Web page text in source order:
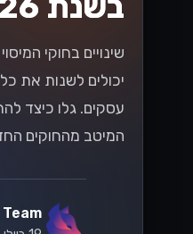
לעסקים
את כללי המשחק
הזדמנויות חדשות
הגיע הזמן להפוך
ליעילה יותר....